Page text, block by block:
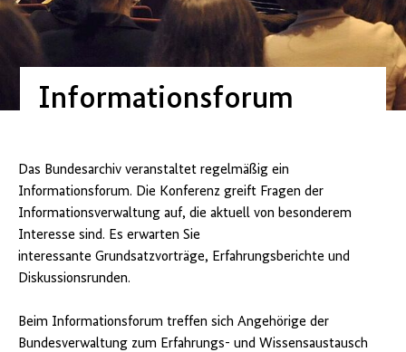
Informationsforum
Das Bundesarchiv veranstaltet regelmäßig ein
Informationsforum. Die Konferenz greift Fragen der
Informationsverwaltung auf, die aktuell von besonderem
Interesse sind. Es erwarten Sie
interessante Grundsatzvorträge, Erfahrungsberichte und
Diskussionsrunden.
Beim Informationsforum treffen sich Angehörige der
Bundesverwaltung zum Erfahrungs- und Wissensaustausch